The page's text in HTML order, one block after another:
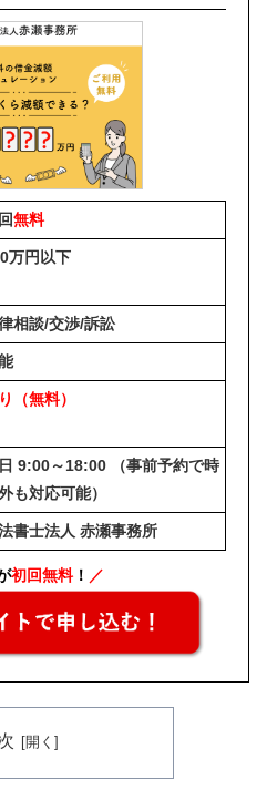
無料
万円以下
相談/交渉/訴訟
（無料）
9:00～18:00 （事前予約で時
も対応可能）
書士法人 赤瀬事務所
初回無料！ ／